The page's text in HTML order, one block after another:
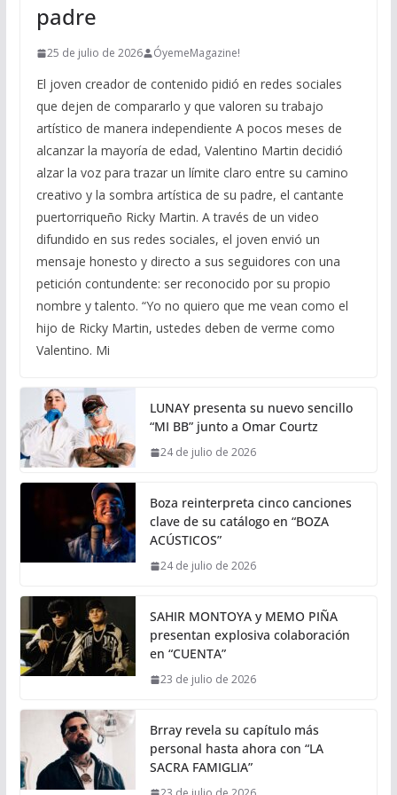
padre
25 de julio de 2026 ÓyemeMagazine!
El joven creador de contenido pidió en redes sociales
que dejen de compararlo y que valoren su trabajo
artístico de manera independiente A pocos meses de
alcanzar la mayoría de edad, Valentino Martin decidió
alzar la voz para trazar un límite claro entre su camino
creativo y la sombra artística de su padre, el cantante
puertorriqueño Ricky Martin. A través de un video
difundido en sus redes sociales, el joven envió un
mensaje honesto y directo a sus seguidores con una
petición contundente: ser reconocido por su propio
nombre y talento. “Yo no quiero que me vean como el
hijo de Ricky Martin, ustedes deben de verme como
Valentino. Mi
LUNAY presenta su nuevo sencillo
“MI BB” junto a Omar Courtz
24 de julio de 2026
Boza reinterpreta cinco canciones
clave de su catálogo en “BOZA
ACÚSTICOS”
24 de julio de 2026
SAHIR MONTOYA y MEMO PIÑA
presentan explosiva colaboración
en “CUENTA”
23 de julio de 2026
Brray revela su capítulo más
personal hasta ahora con “LA
SACRA FAMIGLIA”